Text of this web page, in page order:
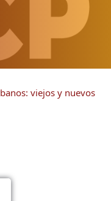
viejos y nuevos